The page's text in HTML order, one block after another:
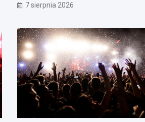
7 sierpnia 2026